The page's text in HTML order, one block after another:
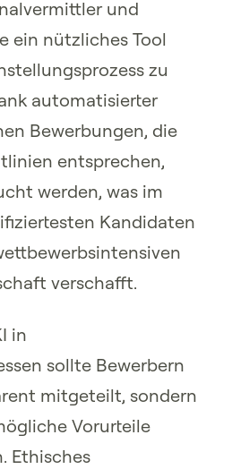
und
ein nützliches Tool
zu
automatisierter
Bewerbungen, die
entsprechen,
werden, was im
Kandidaten
verschafft.
in
sollte Bewerbern
mitgeteilt, sondern
Vorurteile
Ethisches